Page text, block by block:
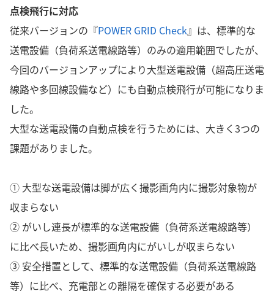
点検飛行に対応
従来バージョンの『POWER GRID Check』は、標準的な
送電設備（負荷系送電線路等）のみの適用範囲でしたが、
今回のバージョンアップにより大型送電設備（超高圧送電
線路や多回線設備など）にも自動点検飛行が可能になりま
した。
大型な送電設備の自動点検を行うためには、大きく3つの
課題がありました。
① 大型な送電設備は脚が広く撮影画角内に撮影対象物が
収まらない
② がいし連長が標準的な送電設備（負荷系送電線路等）
に比べ長いため、撮影画角内にがいしが収まらない
③ 安全措置として、標準的な送電設備（負荷系送電線路
等）に比べ、充電部との離隔を確保する必要がある